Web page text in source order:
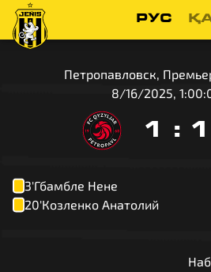
РУС
Петропавловск,
8/16/2025,
1
:
1
3'Гбамбле Нене
20'Козленко Анатолий